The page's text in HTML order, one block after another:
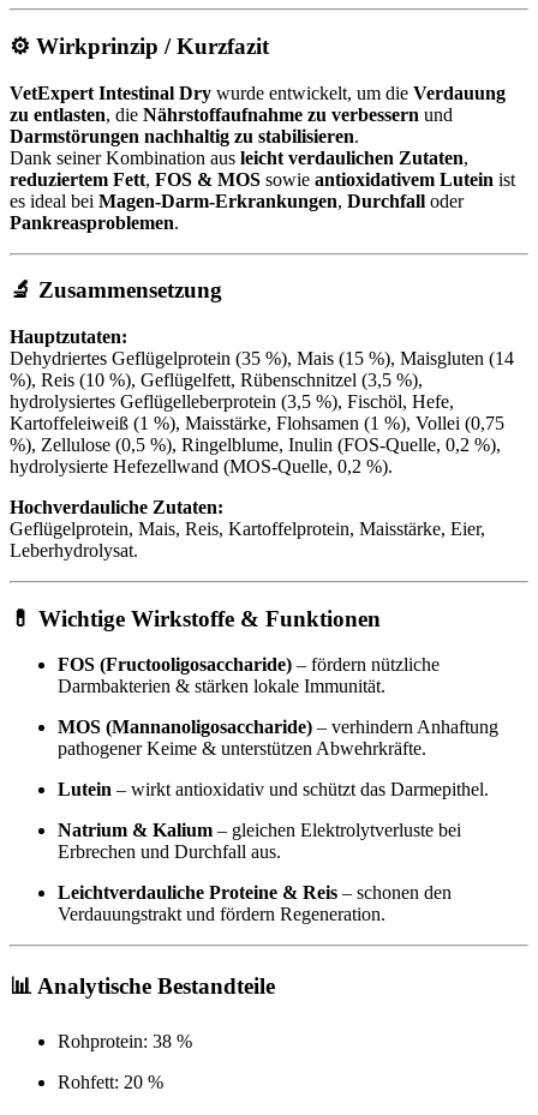
⚙️ Wirkprinzip / Kurzfazit
VetExpert Intestinal Dry wurde entwickelt, um die Verdauung
zu entlasten, die Nährstoffaufnahme zu verbessern und
Darmstörungen nachhaltig zu stabilisieren.
Dank seiner Kombination aus leicht verdaulichen Zutaten,
reduziertem Fett, FOS & MOS sowie antioxidativem Lutein ist
es ideal bei Magen-Darm-Erkrankungen, Durchfall oder
Pankreasproblemen.
🔬 Zusammensetzung
Hauptzutaten:
Dehydriertes Geflügelprotein (35 %), Mais (15 %), Maisgluten (14
%), Reis (10 %), Geflügelfett, Rübenschnitzel (3,5 %),
hydrolysiertes Geflügelleberprotein (3,5 %), Fischöl, Hefe,
Kartoffeleiweiß (1 %), Maisstärke, Flohsamen (1 %), Vollei (0,75
%), Zellulose (0,5 %), Ringelblume, Inulin (FOS-Quelle, 0,2 %),
hydrolysierte Hefezellwand (MOS-Quelle, 0,2 %).
Hochverdauliche Zutaten:
Geflügelprotein, Mais, Reis, Kartoffelprotein, Maisstärke, Eier,
Leberhydrolysat.
💊 Wichtige Wirkstoffe & Funktionen
FOS (Fructooligosaccharide) – fördern nützliche
Darmbakterien & stärken lokale Immunität.
MOS (Mannanoligosaccharide) – verhindern Anhaftung
pathogener Keime & unterstützen Abwehrkräfte.
Lutein – wirkt antioxidativ und schützt das Darmepithel.
Natrium & Kalium – gleichen Elektrolytverluste bei
Erbrechen und Durchfall aus.
Leichtverdauliche Proteine & Reis – schonen den
Verdauungstrakt und fördern Regeneration.
📊 Analytische Bestandteile
Rohprotein: 38 %
Rohfett: 20 %